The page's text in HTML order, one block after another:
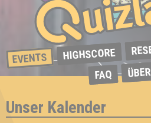
EVENTS HIGHSCORE
FAQ
Unser Kalender